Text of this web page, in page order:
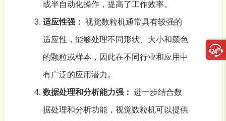
或半自动化操作，提高了工作效率。
适应性强： 视觉数粒机通常具有较强的
适应性，能够处理不同形状、大小和颜色
的颗粒或样本，因此在不同行业和应用中
有广泛的应用潜力。
数据处理和分析能力强： 进一步结合数
据处理和分析功能，视觉数粒机可以提供